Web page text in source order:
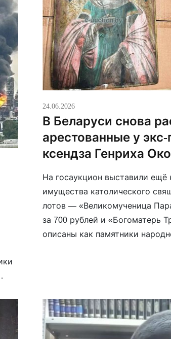
24.06.2026
В Беларуси снова
арестованные у
ксендза Генриха
На госаукцион выставили ещё
имущества католического
лотов — «Великомученица
за 700 рублей и «Богоматерь
описаны как памятники